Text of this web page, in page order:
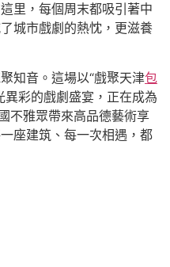
里，每個周末都吸引著中
城市戲劇的熱忱，更滋養
知音。這場以“戲聚天津包
異彩的戲劇盛宴，正在成為
不雅眾帶來高品德藝術享
座建筑、每一次相遇，都